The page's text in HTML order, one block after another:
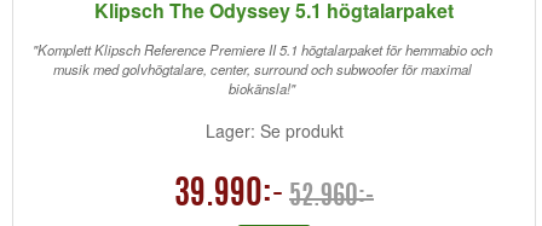
Klipsch The Odyssey 5.1 högtalarpaket
"Komplett Klipsch Reference Premiere II 5.1 högtalarpaket för hemmabio och
musik med golvhögtalare, center, surround och subwoofer för maximal
biokänsla!"
Lager: Se produkt
39.990:- 52.960:-